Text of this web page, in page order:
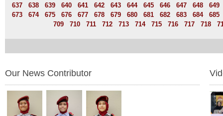
637
638 639 640 641 642 643 644 645 646 647 648
649
673
674 675 676 677 678 679 680 681 682 683 684
685
709
710 711 712 713 714 715 716 717 718
Our News Contributor